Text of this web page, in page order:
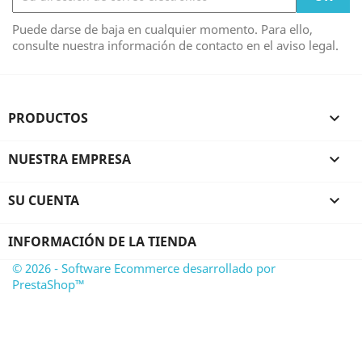
Puede darse de baja en cualquier momento. Para ello,
consulte nuestra información de contacto en el aviso legal.
PRODUCTOS 
NUESTRA EMPRESA 
SU CUENTA 
INFORMACIÓN DE LA TIENDA
© 2026 - Software Ecommerce desarrollado por
PrestaShop™